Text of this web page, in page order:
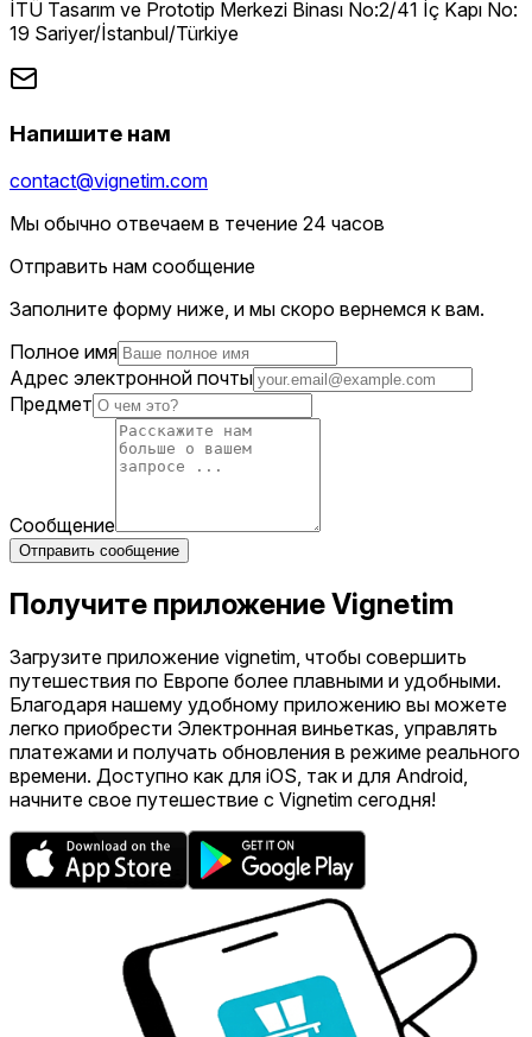
İTÜ Tasarım ve Prototip Merkezi Binası No:2/41 İç Kapı No:
19 Sariyer/İstanbul/Türkiye
Напишите нам
contact@vignetim.com
Мы обычно отвечаем в течение 24 часов
Отправить нам сообщение
Заполните форму ниже, и мы скоро вернемся к вам.
Полное имя
Адрес электронной почты
Предмет
Сообщение
Отправить сообщение
Получите приложение Vignetim
Загрузите приложение vignetim, чтобы совершить
путешествия по Европе более плавными и удобными.
Благодаря нашему удобному приложению вы можете
легко приобрести Электронная виньеткаs, управлять
платежами и получать обновления в режиме реального
времени. Доступно как для iOS, так и для Android,
начните свое путешествие с Vignetim сегодня!